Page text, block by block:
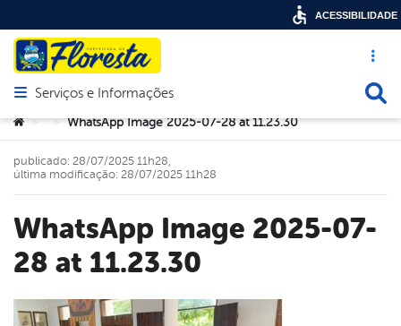
Acesso
Abrir menu principal de navegação
Serviços e Informações
Você está aqui:
> > WhatsApp Image 2025-07-28 at 11.23.30
WhatsApp Image 2025-07-
28 at 11.23.30
publicado: 28/07/2025 11h28,
última modificação: 28/07/2025 11h28
ACESSIBILIDADE